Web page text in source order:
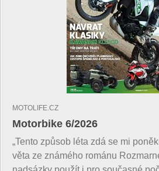
MOTOLIFE.CZ
Motorbike 6/2026
„Tento způsob léta zdá se mi
věta ze známého románu